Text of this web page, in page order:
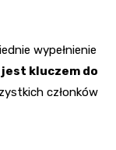
wypełnienie
jest kluczem do
członków